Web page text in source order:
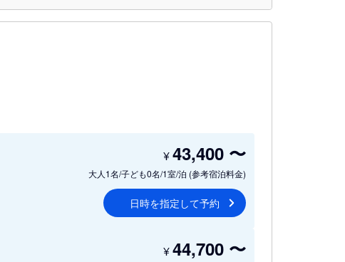
大人1名/子ども0名/1室/泊 (参考宿泊料金)
¥43,400 〜
日時を指定して予約
¥44,700 〜